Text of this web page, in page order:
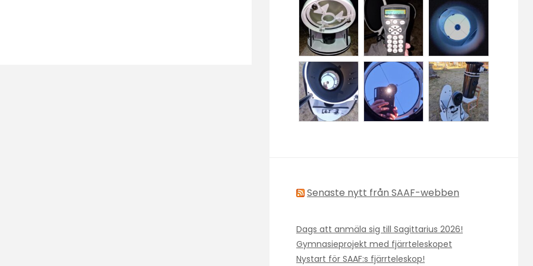
Senaste nytt från SAAF-webben
Dags att anmäla sig till Sagittarius 2026!
Gymnasieprojekt med fjärrteleskopet
Nystart för SAAF:s fjärrteleskop!